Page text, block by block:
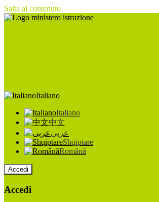
Salta al contenuto
Italiano
Italiano
中文
عربى
Shqiptare
Română
Accedi
Accedi